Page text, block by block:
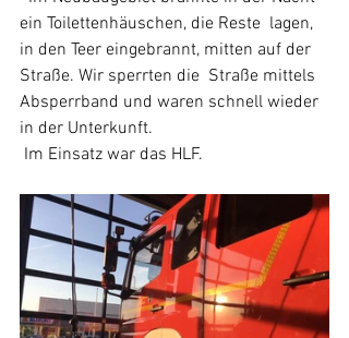
ein Toilettenhäuschen, die Reste  lagen,
in den Teer eingebrannt, mitten auf der
Straße. Wir sperrten die  Straße mittels
Absperrband und waren schnell wieder
in der Unterkunft.
Im Einsatz war das HLF.